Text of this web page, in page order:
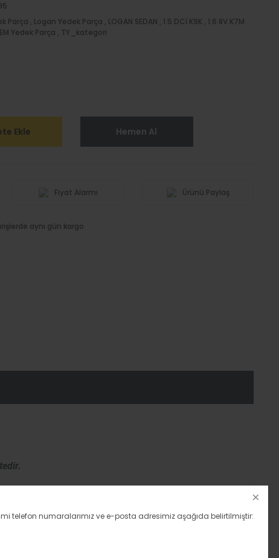
Parça , Logan Yedek Parça , LOGAN SEDAN , 1.5 DCİ K9K , 1.6 8V K7M
Yedek Parça , TY_kategori
Ekle Hemen Al
Fiyat Alarmı Ürünü Paylaş
aynı gün kargo
ŞASE NUMARASINI MÜŞTERİ
telefon numaralarımız ve e-posta adresimiz aşağıda belirtilmiştir: